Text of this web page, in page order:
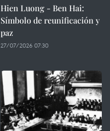
Hien Luong - Ben Hai:
Símbolo de reunificación y
paz
27/07/2026 07:30